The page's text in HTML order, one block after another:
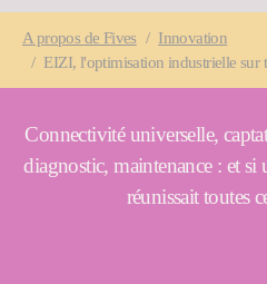
A propos de Fives
Innovation
EIZI, l'optimisation industrielle sur
Connectivité universelle,
diagnostic, maintenance : et si
réunissait toutes